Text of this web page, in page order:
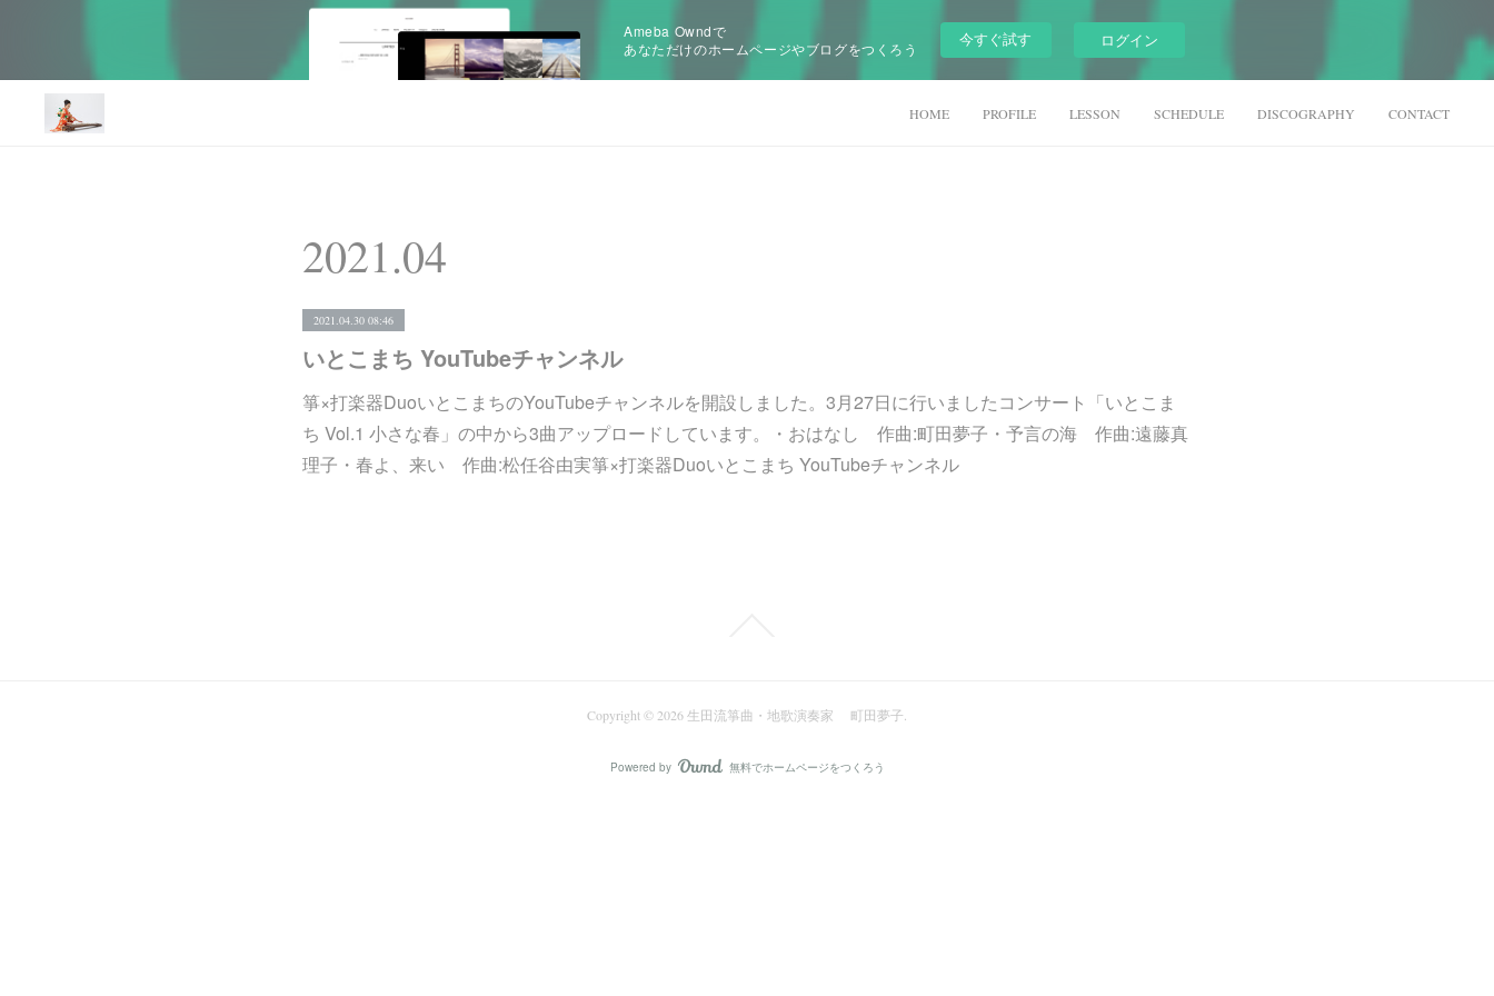
Ameba Owndで
あなただけのホームページやブログをつくろう
今すぐ試す ログイン
HOME PROFILE LESSON SCHEDULE DISCOGRAPHY CONTACT
2021.04
2021.04.30 08:46
いとこまち YouTubeチャンネル
箏×打楽器DuoいとこまちのYouTubeチャンネルを開設しました。3月27日に行いましたコンサート「いとこま
ち Vol.1 小さな春」の中から3曲アップロードしています。・おはなし 作曲:町田夢子・予言の海 作曲:遠藤真
理子・春よ、来い 作曲:松任谷由実箏×打楽器Duoいとこまち YouTubeチャンネル
Copyright © 2026生田流箏曲・地歌演奏家 町田夢子
Powered by AmebaOwnd
無料でホームページをつくろう